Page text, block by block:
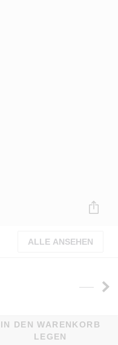
ALLE ANSEHEN
——
IN DEN WARENKORB
LEGEN